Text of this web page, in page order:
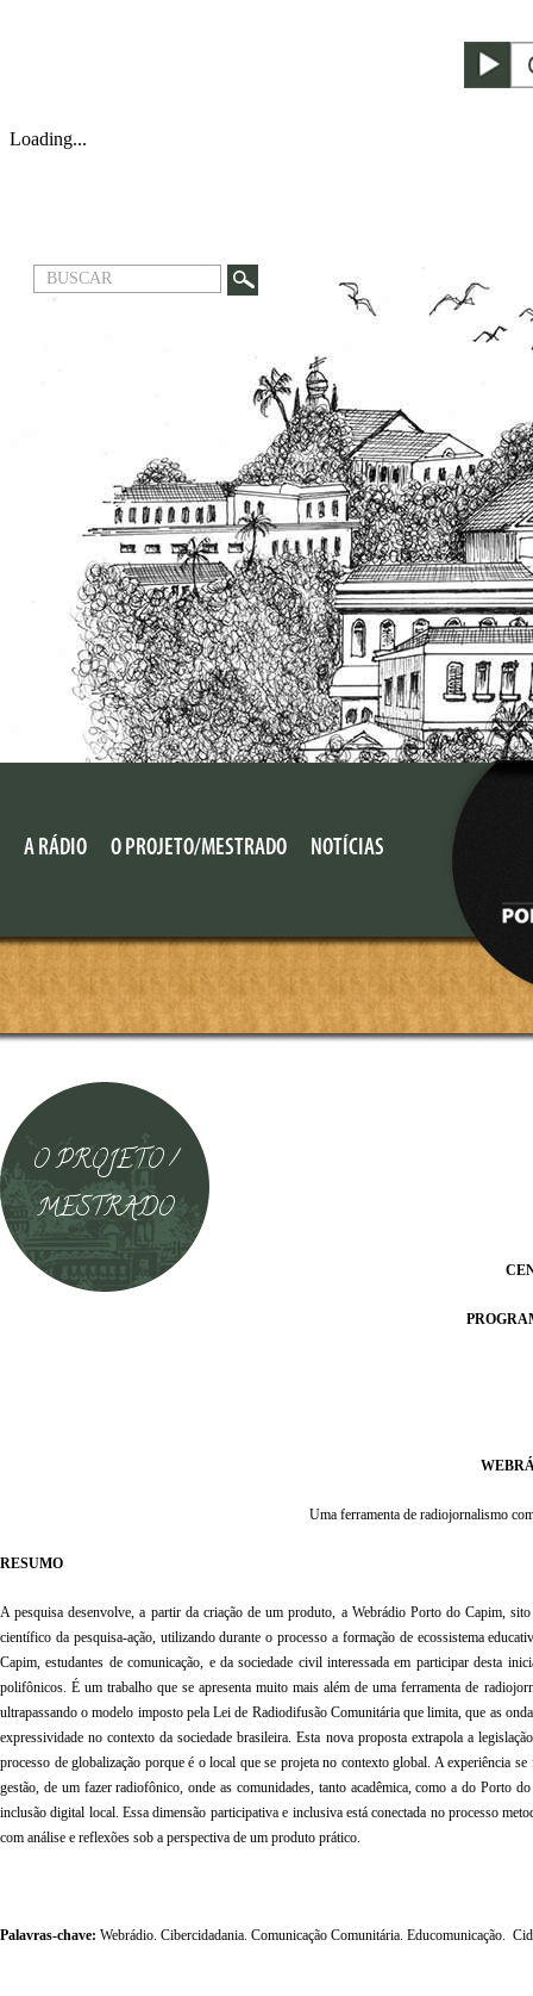
A RÁDIO O PROJETO/MESTRADO NOTÍCIAS
O PROJETO /
MESTRADO
Uma ferramenta de radiojornalismo
RESUMO
A pesquisa desenvolve, a partir da criação de um produto, a Webrádio Porto do Capim,
científico da pesquisa-ação, utilizando durante o processo a formação de ecossistema
Capim, estudantes de comunicação, e da sociedade civil interessada em participar desta
polifônicos. É um trabalho que se apresenta muito mais além de uma ferramenta de
ultrapassando o modelo imposto pela Lei de Radiodifusão Comunitária que limita, que as
expressividade no contexto da sociedade brasileira. Esta nova proposta extrapola a
processo de globalização porque é o local que se projeta no contexto global. A experiência
gestão, de um fazer radiofônico, onde as comunidades, tanto acadêmica, como a do Porto
inclusão digital local. Essa dimensão participativa e inclusiva está conectada no processo
com análise e reflexões sob a perspectiva de um produto prático.
Palavras-chave: Webrádio. Cibercidadania. Comunicação Comunitária. Educomunicação.